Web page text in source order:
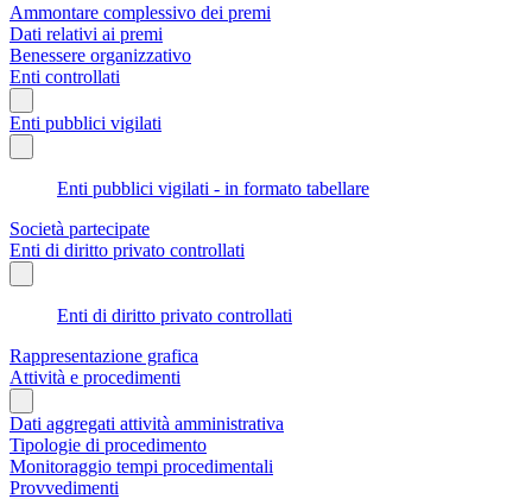
Ammontare complessivo dei premi
Dati relativi ai premi
Benessere organizzativo
Enti controllati
Enti pubblici vigilati
Enti pubblici vigilati - in formato tabellare
Società partecipate
Enti di diritto privato controllati
Enti di diritto privato controllati
Rappresentazione grafica
Attività e procedimenti
Dati aggregati attività amministrativa
Tipologie di procedimento
Monitoraggio tempi procedimentali
Provvedimenti